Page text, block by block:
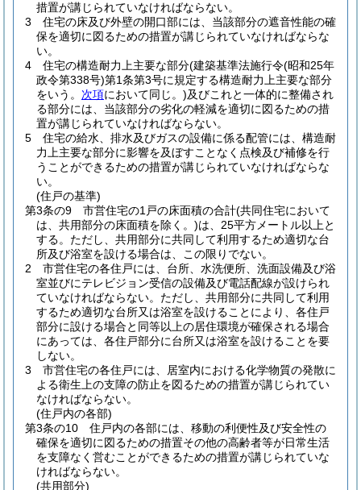
措置が講じられていなければならない。
3
住宅の床及び外壁の開口部には、当該部分の遮音性能の確
保を適切に図るための措置が講じられていなければならな
い。
4
住宅の構造耐力上主要な部分(建築基準法施行令(昭和25年
政令第338号)第1条第3号に規定する構造耐力上主要な部分
をいう。 次項において同じ。)及びこれと一体的に整備され
る部分には、当該部分の劣化の軽減を適切に図るための措
置が講じられていなければならない。
5
住宅の給水、排水及びガスの設備に係る配管には、構造耐
力上主要な部分に影響を及ぼすことなく点検及び補修を行
うことができるための措置が講じられていなければならな
い。
(住戸の基準)
第3条の9
市営住宅の1戸の床面積の合計(共同住宅において
は、共用部分の床面積を除く。)は、25平方メートル以上と
する。 ただし、共用部分に共同して利用するため適切な台
所及び浴室を設ける場合は、この限りでない。
2
市営住宅の各住戸には、台所、水洗便所、洗面設備及び浴
室並びにテレビジョン受信の設備及び電話配線が設けられ
ていなければならない。 ただし、共用部分に共同して利用
するため適切な台所又は浴室を設けることにより、各住戸
部分に設ける場合と同等以上の居住環境が確保される場合
にあっては、各住戸部分に台所又は浴室を設けることを要
しない。
3
市営住宅の各住戸には、居室内における化学物質の発散に
よる衛生上の支障の防止を図るための措置が講じられてい
なければならない。
(住戸内の各部)
第3条の10
住戸内の各部には、移動の利便性及び安全性の
確保を適切に図るための措置その他の高齢者等が日常生活
を支障なく営むことができるための措置が講じられていな
ければならない。
(共用部分)